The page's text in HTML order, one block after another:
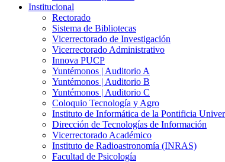
Institucional
Rectorado
Sistema de Bibliotecas
Vicerrectorado de Investigación
Vicerrectorado Administrativo
Innova PUCP
Yuntémonos | Auditorio A
Yuntémonos | Auditorio B
Yuntémonos | Auditorio C
Coloquio Tecnología y Agro
Instituto de Informática de la Pontificia
Dirección de Tecnologías de Información
Vicerrectorado Académico
Instituto de Radioastronomía (INRAS)
Facultad de Psicología